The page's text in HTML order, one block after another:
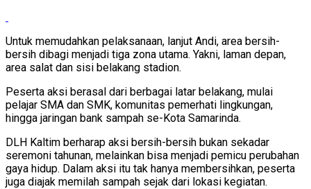
Untuk memudahkan pelaksanaan, lanjut Andi, area bersih-
bersih dibagi menjadi tiga zona utama. Yakni, laman depan,
area salat dan sisi belakang stadion.
Peserta aksi berasal dari berbagai latar belakang, mulai
pelajar SMA dan SMK, komunitas pemerhati lingkungan,
hingga jaringan bank sampah se-Kota Samarinda.
DLH Kaltim berharap aksi bersih-bersih bukan sekadar
seremoni tahunan, melainkan bisa menjadi pemicu perubahan
gaya hidup. Dalam aksi itu tak hanya membersihkan, peserta
juga diajak memilah sampah sejak dari lokasi kegiatan.